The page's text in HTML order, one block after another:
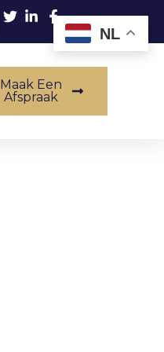
Maak Een
Afspraak
NL